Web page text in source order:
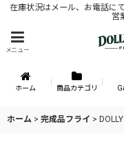
在庫状況はメール、お電話に
営
メニュー
ホーム 商品カテゴリ
ホーム > 完成品フライ >